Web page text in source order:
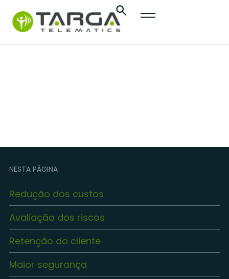
NESTA PÁGINA
Redução dos custos
Avaliação dos riscos
Retenção do cliente
Maior segurança